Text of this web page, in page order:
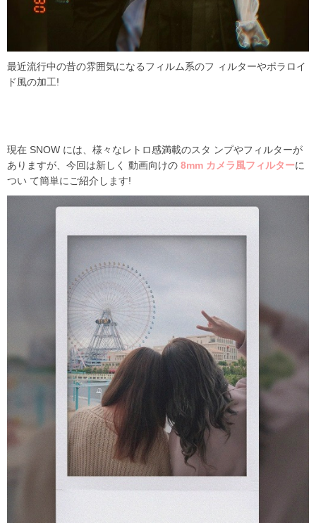
最近流行中の昔の雰囲気になるフィルム系のフ ィルターやポラロイ
ド風の加工!
現在 SNOW には、様々なレトロ感満載のスタ ンプやフィルターが
ありますが、今回は新しく 動画向けの 8mm カメラ風フィルターに
つい て簡単にご紹介します!